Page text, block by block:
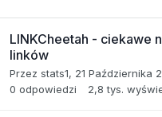
LINKCheetah - ciekawe
linków
Przez stats1, 21 Października
0 odpowiedzi 2,8 tys.